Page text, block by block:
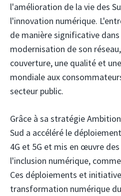
l'amélioration de la vie des
l'innovation numérique.
de manière significative
modernisation de son
couverture, une qualité et
mondiale aux
secteur public.
Grâce à sa stratégie
Sud a accéléré le
4G et 5G et mis en œuvre
l'inclusion numérique,
Ces déploiements et
transformation numérique